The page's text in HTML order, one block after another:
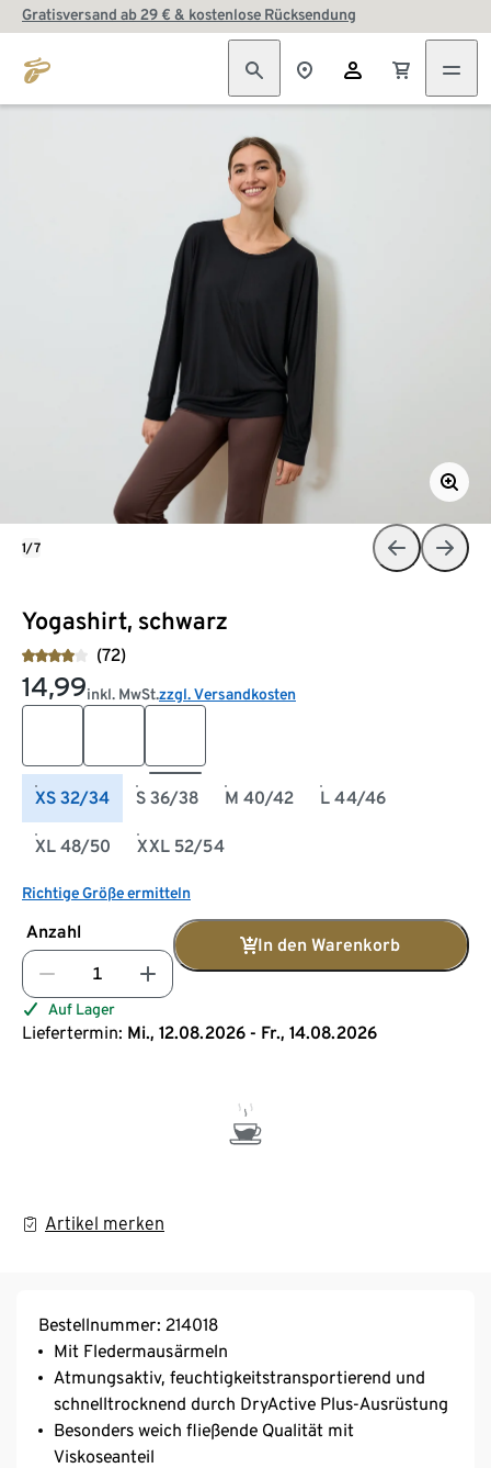
Gratisversand ab 29 € & kostenlose Rücksendung
Yogashirt, schwarz
(72)
14,99inkl. MwSt.zzgl. Versandkosten
XS 32/34 S 36/38 M 40/42 L 44/46
XL 48/50 XXL 52/54
Richtige Größe ermitteln
Anzahl
In den Warenkorb
Auf Lager
Liefertermin: Mi., 12.08.2026 - Fr., 14.08.2026
Artikel merken
1/7
Bestellnummer: 214018
Mit Fledermausärmeln
Atmungsaktiv, feuchtigkeitstransportierend und
schnelltrocknend durch DryActive Plus-Ausrüstung
Besonders weich fließende Qualität mit
Viskoseanteil